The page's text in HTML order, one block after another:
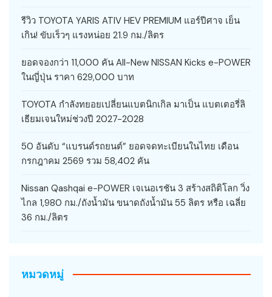
รีวิว TOYOTA YARIS ATIV HEV PREMIUM แอร์ปีศาจ เย็น
เกิน! ขับเร็วๆ แรงหน่อย 21.9 กม./ลิตร
ยอดจองกว่า 11,000 คัน All-New NISSAN Kicks e-POWER
ในญี่ปุ่น ราคา 629,000 บาท
TOYOTA กำลังทยอยเปลี่ยนแบตนิกเกิล มาเป็น แบตเตอรี่ลิ
เธียมเจนใหม่ช่วงปี 2027-2028
50 อันดับ “แบรนด์รถยนต์” ยอดจดทะเบียนในไทย เดือน
กรกฎาคม 2569 รวม 58,402 คัน
Nissan Qashqai e-POWER เจเนอเรชัน 3 สร้างสถิติโลก วิ่ง
ไกล 1,980 กม./ถังน้ำมัน ขนาดถังน้ำมัน 55 ลิตร หรือ เฉลี่ย
36 กม./ลิตร
หมวดหมู่